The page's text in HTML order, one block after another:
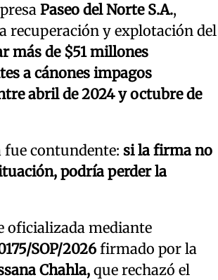
Paseo del Norte S.A.,
recuperación y explotación del
más de $51 millones
a cánones impagos
abril de 2024 y octubre de
fue contundente: si la firma no
podría perder la
oficializada mediante
SOP/2026 firmado por la
Chahla,que rechazó el